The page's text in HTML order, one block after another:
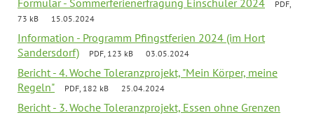
Formular - Sommerferienerfragung Einschüler 2024
PDF,
73 kB
15.05.2024
Information - Programm Pfingstferien 2024 (im Hort
Sandersdorf)
PDF, 123 kB 03.05.2024
Bericht - 4. Woche Toleranzprojekt, "Mein Körper, meine
Regeln"
PDF, 182 kB 25.04.2024
Bericht - 3. Woche Toleranzprojekt, Essen ohne Grenzen